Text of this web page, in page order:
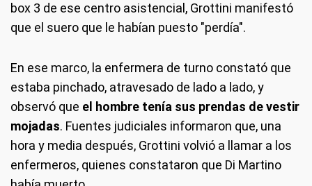
box 3 de ese centro asistencial, Grottini manifestó
que el suero que le habían puesto "perdía".
En ese marco, la enfermera de turno constató que
estaba pinchado, atravesado de lado a lado, y
observó que el hombre tenía sus prendas de vestir
mojadas. Fuentes judiciales informaron que, una
hora y media después, Grottini volvió a llamar a los
enfermeros, quienes constataron que Di Martino